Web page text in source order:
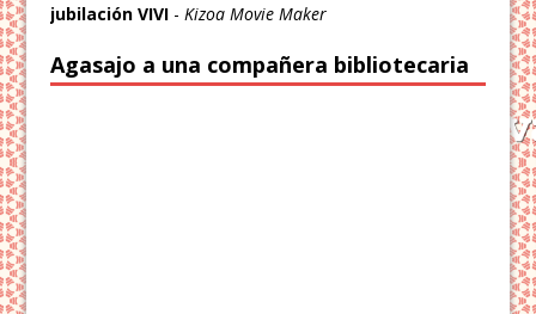
jubilación VIVI -Kizoa Movie Maker
Agasajo a una compañera bibliotecaria